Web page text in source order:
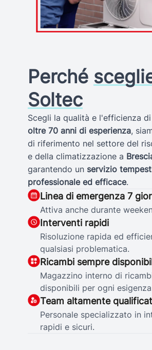
Perché
Soltec
Scegli la qualità e l'efficienza
oltre 70 anni di esperienza,
di riferimento nel settore del
e della climatizzazione a
garantendo un servizio
professionale ed efficace.
Linea di emergenza 7
Attiva anche durante
Interventi rapidi
Risoluzione rapida ed
qualsiasi problematica.
Ricambi sempre
Magazzino interno di
disponibili per ogni
Team altamente
Personale specializzato in
rapidi e sicuri.